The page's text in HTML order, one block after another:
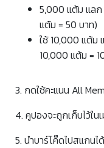
5,000 แต้ม แลก
แต้ม = 50 บาท)
ใช้ 10,000 แต้ม
10,000 แต้ม =
3. กดใช้คะแนน All
4. คูปองจะถูกเก็บไว้ใ
5. นำบาร์โค๊ดไปสแกน